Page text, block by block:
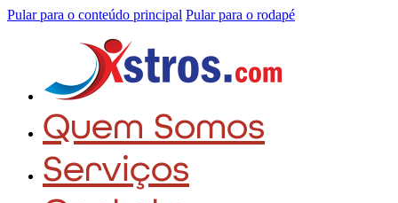
Pular para o conteúdo principal Pular para o rodapé
Quem Somos
Serviços